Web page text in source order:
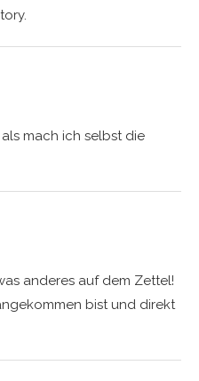
mach ich selbst die
anderes auf dem Zettel!
bist und direkt